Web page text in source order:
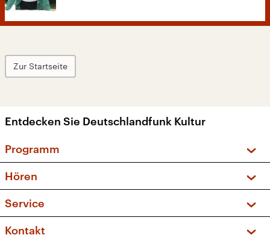
Zur Startseite
Entdecken Sie Deutschlandfunk Kultur
Programm
Sendungen und Podcasts
Musikliste
Kakadu – Das Kinderprogramm
Hören
Frequenzen (UKW + DAB+)
Service
FAQ
Kontakt